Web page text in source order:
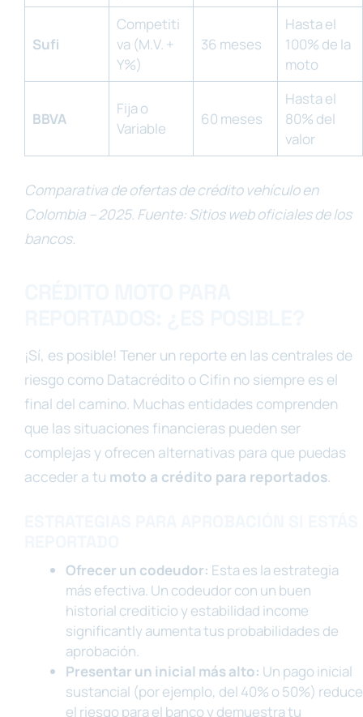
Sufi
Competiti
va (M.V. +
Y%)
36 meses
Hasta el
100% de la
moto
BBVA
Fija o
Variable
60 meses
Hasta el
80% del
valor
Comparativa de ofertas de crédito vehículo en
Colombia – 2025. Fuente: Sitios web oficiales de los
bancos.
¡Sí, es posible! Tener un reporte en las centrales de
riesgo como Datacrédito o Cifin no siempre es el
final del camino. Muchas entidades comprenden
que las situaciones financieras pueden ser
complejas y ofrecen alternativas para que puedas
acceder a tu moto a crédito para reportados.
Ofrecer un codeudor: Esta es la estrategia
más efectiva. Un codeudor con un buen
historial crediticio y estabilidad income
significantly aumenta tus probabilidades de
aprobación.
Presentar un inicial más alto: Un pago inicial
sustancial (por ejemplo, del 40% o 50%) reduce
el riesgo para el banco y demuestra tu